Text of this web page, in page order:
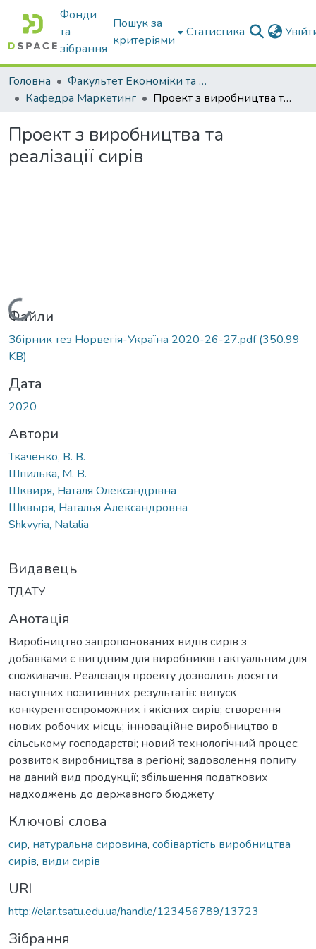
Фонди
та
зібрання
Пошук за
критеріями
Статистика
Головна
Факультет Економіки та бізнесу
Кафедра Маркетинг
Проект з виробництва та реалізації сирів
Проект з виробництва та
реалізації сирів
Вантажиться...
Файли
Збірник тез Норвегія-Україна 2020-26-27.pdf(350.99
KB)
Дата
2020
Автори
Ткаченко, В. В.
Шпилька, М. В.
Шквиря, Наталя Олександрівна
Шквыря, Наталья Александровна
Shkvyria, Natalia
Видавець
ТДАТУ
Анотація
Виробництво запропонованих видів сирів з
добавками є вигідним для виробників і актуальним для
споживачів. Реалізація проекту дозволить досягти
наступних позитивних результатів: випуск
конкурентоспроможних і якісних сирів; створення
нових робочих місць; інноваційне виробництво в
сільському господарстві; новий технологічний процес;
розвиток виробництва в регіоні; задоволення попиту
на даний вид продукції; збільшення податкових
надходжень до державного бюджету
Ключові слова
сир, натуральна сировина, собівартість виробництва
сирів, види сирів
URI
http://elar.tsatu.edu.ua/handle/123456789/13723
Зібрання